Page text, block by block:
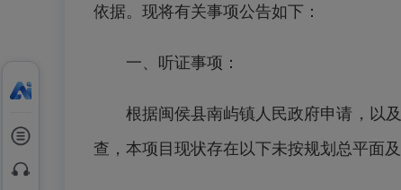
依据。现将有关事项公告如下：
一、听证事项：
根据闽侯县南屿镇人民政府申请，以及
查，本项目现状存在以下未按规划总平面